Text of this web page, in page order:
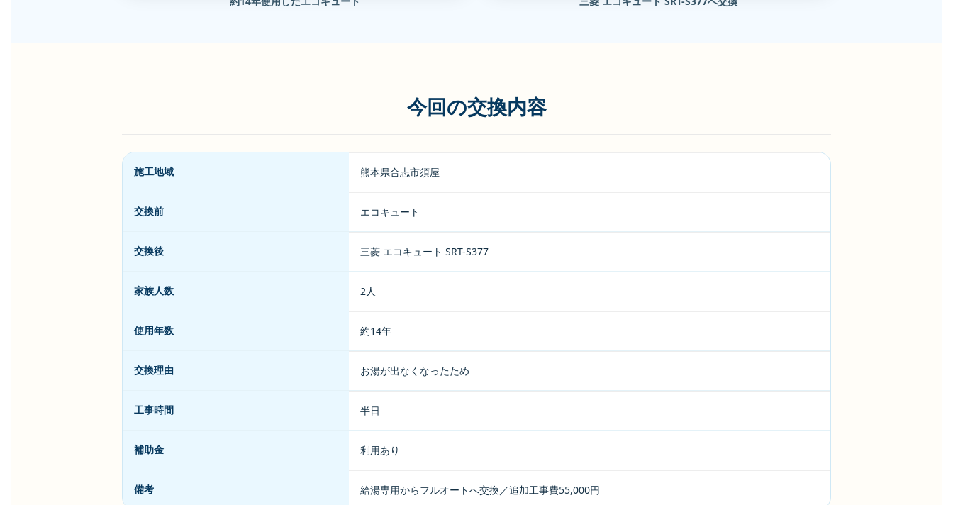
今回の交換内容
施工地域 熊本県合志市須屋
交換前 エコキュート
交換後 三菱 エコキュート SRT-S377
家族人数 2人
使用年数 約14年
交換理由 お湯が出なくなったため
工事時間 半日
補助金 利用あり
備考 給湯専用からフルオートへ交換／追加工事費55,000円